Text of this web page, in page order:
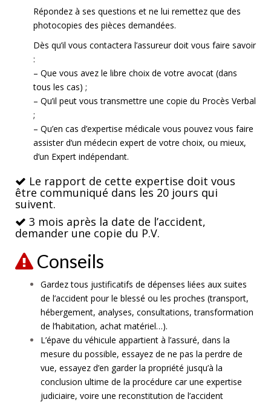
Répondez à ses questions et ne lui remettez que des
photocopies des pièces demandées.
Dès qu’il vous contactera l’assureur doit vous faire savoir
:
– Que vous avez le libre choix de votre avocat (dans
tous les cas) ;
– Qu’il peut vous transmettre une copie du Procès Verbal
;
– Qu’en cas d’expertise médicale vous pouvez vous faire
assister d’un médecin expert de votre choix, ou mieux,
d’un Expert indépendant.
Le rapport de cette expertise doit vous
être communiqué dans les 20 jours qui
suivent.
3 mois après la date de l’accident,
demander une copie du P.V.
Conseils
Gardez tous justificatifs de dépenses liées aux suites
de l’accident pour le blessé ou les proches (transport,
hébergement, analyses, consultations, transformation
de l’habitation, achat matériel…).
L’épave du véhicule appartient à l’assuré, dans la
mesure du possible, essayez de ne pas la perdre de
vue, essayez d’en garder la propriété jusqu’à la
conclusion ultime de la procédure car une expertise
judiciaire, voire une reconstitution de l’accident